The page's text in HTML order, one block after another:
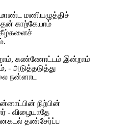
மணியழுத்திச்
காற்கேயாம்
கீழ்களைச்
கண்ணோட்டம் இன்றாம்
- அடுத்தடுத்து
நன்னாட
நிற்பின்
- விழையாதே
தண்சேர்ப்ப